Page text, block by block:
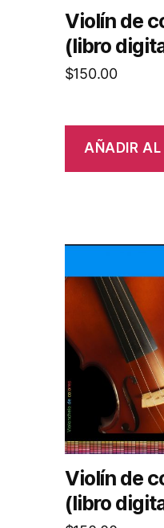
Violín de
(libro
$150.00
AÑADIR AL
Violín de
(libro